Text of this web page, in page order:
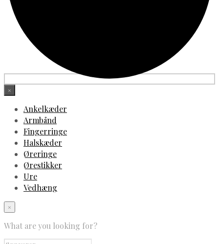
×
Ankelkæder
Armbånd
Fingerringe
Halskæder
Øreringe
Ørestikker
Ure
Vedhæng
×
What are you looking for?